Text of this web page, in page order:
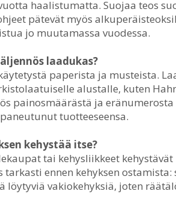
haalistumatta. Suojaa teos
pätevät myös
jo muutamassa vuodessa.
laadukas?
paperista ja musteista.
alustalle, kuten
painosmäärästä ja
tuotteeseensa.
kehystää itse?
tai kehysliikkeet
tarkasti ennen kehyksen
löytyviä vakiokehyksiä, joten